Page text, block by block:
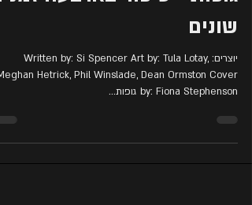
גופות - סיפור בארבעה
שונים
by: Fiona Stephenson גופות...